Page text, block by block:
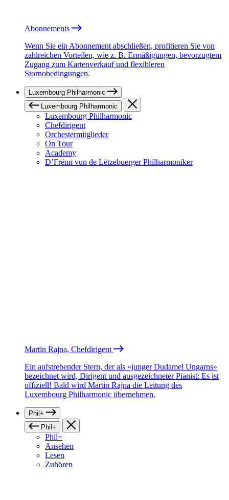
Abonnements
Wenn Sie ein Abonnement abschließen, profitieren Sie von
zahlreichen Vorteilen, wie z. B. Ermäßigungen, bevorzugtem
Zugang zum Kartenverkauf und flexibleren
Stornobedingungen.
Luxembourg Philharmonic
Luxembourg Philharmonic
Luxembourg Philharmonic
Chefdirigent
Orchestermitglieder
On Tour
Academy
D’Frënn vun de Lëtzebuerger Philharmoniker
Martin Rajna, Chefdirigent
Ein aufstrebender Stern, der als «junger Dudamel Ungarns»
bezeichnet wird, Dirigent und ausgezeichneter Pianist: Es ist
offiziell! Bald wird Martin Rajna die Leitung des
Luxembourg Philharmonic übernehmen.
Phil+
Phil+
Phil+
Ansehen
Lesen
Zuhören